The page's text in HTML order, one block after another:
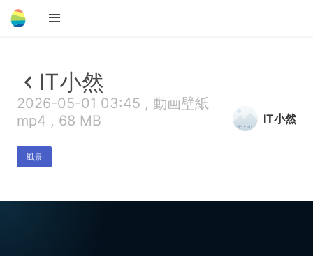
IT小然
2026-05-01 03:45 , 動画壁紙
mp4 , 68 MB
風景
IT小然